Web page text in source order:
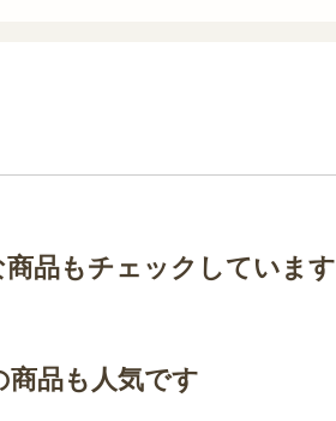
品もチェックしています
商品も人気です